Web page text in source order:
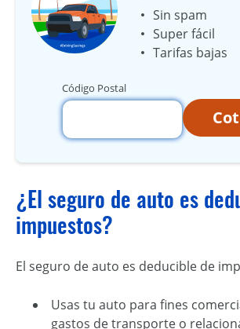
Sin spam
Super fácil
Tarifas bajas
Código Postal
¿El seguro de auto es
impuestos?
El seguro de auto es deducible de
Usas tu auto para fines
gastos de transporte o